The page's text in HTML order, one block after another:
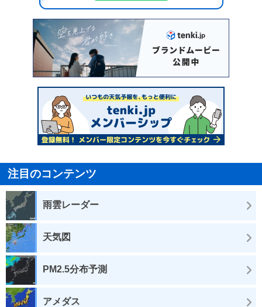
注目のコンテンツ
雨雲レーダー
天気図
PM2.5分布予測
アメダス